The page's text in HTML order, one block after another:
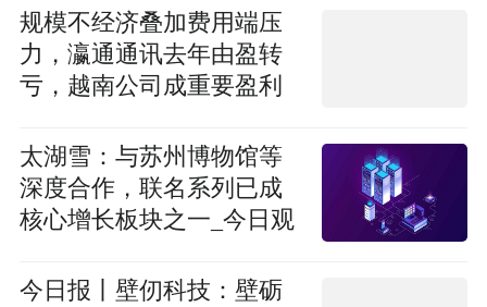
规模不经济叠加费用端压
力，瀛通通讯去年由盈转
亏，越南公司成重要盈利
太湖雪：与苏州博物馆等
深度合作，联名系列已成
核心增长板块之一_今日观
今日报丨壁仞科技：壁砺